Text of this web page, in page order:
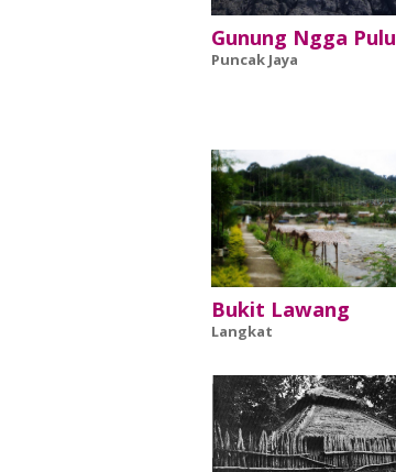
Gunung Ngga Pulu
Puncak Jaya
Bukit Lawang
Langkat